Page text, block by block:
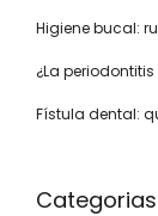
Higiene bucal:
¿La
Fístula dental:
Categorias